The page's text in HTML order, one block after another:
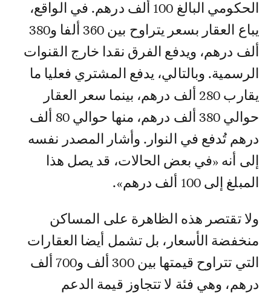
الحكومي البالغ 100 ألف درهم. في الواقع،
يباع العقار بسعر يتراوح بين 360 ألفا و380
ألف درهم، ويدفع الفرق نقدا خارج القنوات
الرسمية. وبالتالي، يدفع المشتري فعليا ما
يقارب 280 ألف درهم، بينما سعر العقار
حوالي 380 ألف درهم، منها حوالي 80 ألف
درهم تُدفع في النوار. وأشار المصدر نفسه
إلى أنه «في بعض الحالات، قد يصل هذا
المبلغ إلى 100 ألف درهم».
ولا تقتصر هذه الظاهرة على المساكن
منخفضة الأسعار، بل تشمل أيضا العقارات
التي تتراوح قيمتها بين 300 ألف و700 ألف
درهم، وهي فئة لا تتجاوز قيمة الدعم